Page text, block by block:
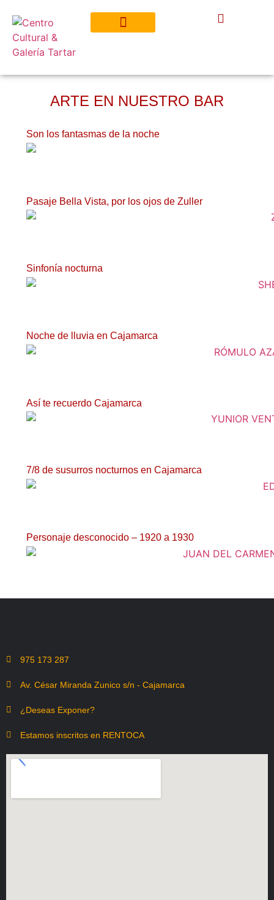
ARTE EN NUESTRO BAR
Son los fantasmas de la noche
Pasaje Bella Vista, por los ojos de Zuller
Sinfonía nocturna
Noche de lluvia en Cajamarca
Así te recuerdo Cajamarca
7/8 de susurros nocturnos en Cajamarca
Personaje desconocido – 1920 a 1930
975 173 287
Av. César Miranda Zunico s/n - Cajamarca
¿Deseas Exponer?
Estamos inscritos en RENTOCA